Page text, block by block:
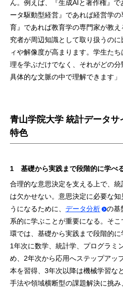
ん。例えば、『生成AIと著作権』
ータ駆動型経営』であれば経営学
育』であれば教育学の専⾨家が教
究者が周辺知識として取り扱うの
ィや解像度が⾼まります。学⽣た
理を学ぶだけでなく、それがどの
具体的な⽂脈の中で理解できます」
青山学院大学 統計データ
特色
1 基礎から実践まで段階的に学べ
合理的な意思決定を支える上で、
は欠かせない。意思決定に必要な
うになるために、 データ分析
の基
系的に学ぶことが重要になる。そ
環では、基礎から実践まで段階的に
1年次に数学、統計学、プログラミ
め、2年次から応用へステップアッ
本を習得、3年次以降は機械学習な
手法や領域横断型の課題解決に挑